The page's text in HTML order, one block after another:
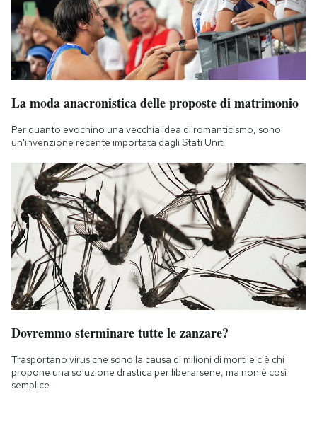
La moda anacronistica delle proposte di matrimonio
Per quanto evochino una vecchia idea di romanticismo, sono
un'invenzione recente importata dagli Stati Uniti
Dovremmo sterminare tutte le zanzare?
Trasportano virus che sono la causa di milioni di morti e c'è chi
propone una soluzione drastica per liberarsene, ma non è così
semplice